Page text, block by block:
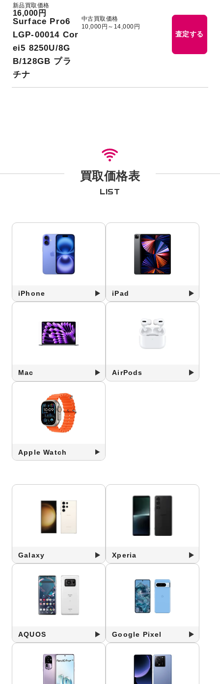
Surface Pro6
LGP-00014 Cor
ei5 8250U/8G
B/128GB プラ
チナ
新品買取価格
16,000円
中古買取価格
10,000円～14,000円
査定する
買取価格表
LIST
iPhone iPad
Mac AirPods
Apple Watch
Galaxy Xperia
AQUOS Google Pixel